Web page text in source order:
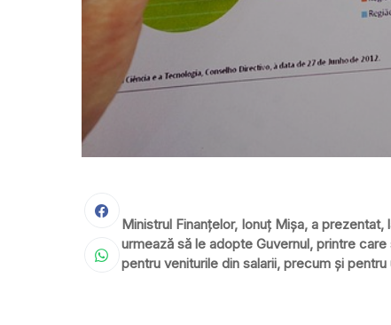
Ministrul Finanţelor, Ionuţ Mişa, a
urmează să le adopte Guvernul, printre
pentru veniturile din salarii, precum şi